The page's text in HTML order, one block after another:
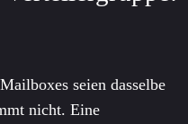
seien dasselbe
nicht. Eine